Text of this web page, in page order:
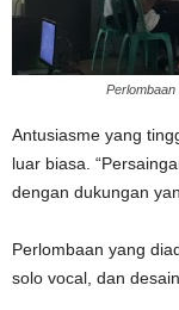
Perlombaan
Antusiasme yang
luar biasa.
dengan dukungan
Perlombaan yang
solo vocal, dan